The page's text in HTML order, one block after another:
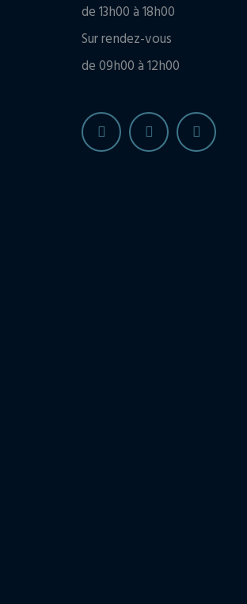
de 13h00 à 18h00
Sur rendez-vous
de 09h00 à 12h00